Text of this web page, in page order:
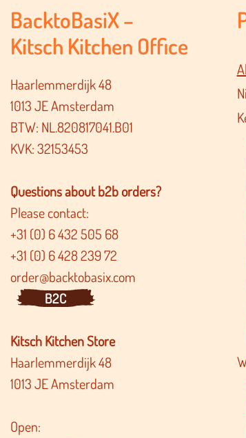
BacktoBasiX –
Kitsch Kitchen Office
Haarlemmerdijk 48
1013 JE Amsterdam
BTW: NL.820817041.B01
KVK: 32153453
Questions about b2b orders?
Please contact:
+31 (0) 6 432 505 68
+31 (0) 6 428 239 72
order@backtobasix.com
B2C
Kitsch Kitchen Store
Haarlemmerdijk 48
1013 JE Amsterdam
Open: